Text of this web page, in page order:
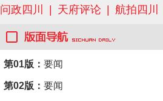
问政四川 天府评论 航拍四川
第01版： 要闻
第02版： 要闻